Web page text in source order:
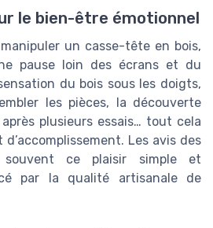
le bien-être émotionnel
un casse-tête en bois,
pause loin des écrans et du
du bois sous les doigts,
les pièces, la découverte
plusieurs essais… tout cela
Les avis des
souvent ce plaisir simple et
par la qualité artisanale de